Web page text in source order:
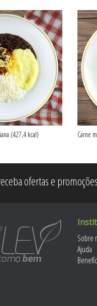
(427,4 kcal) Carne
ofertas e
Sobre
Ajuda